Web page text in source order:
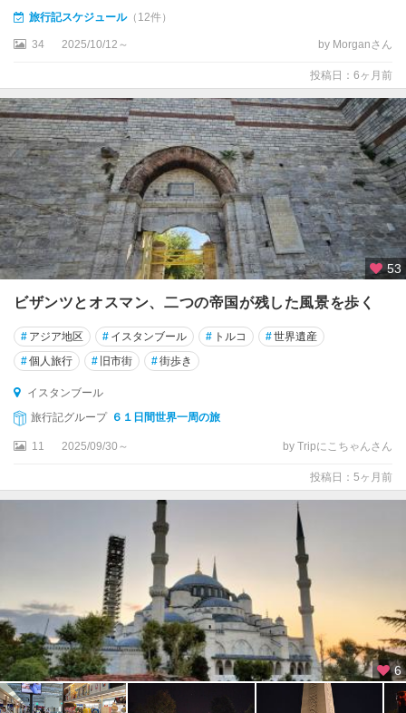
ズ
ィ
ッ
プ
キ
ャ
フ
タ
キ
ュ
タ
ヤ
サ
ダ
サ
ニ
ド
ス
遺
跡
周
旅行記スケジュール（12件）
34 2025/10/12～ by Morganさん
投稿日：6ヶ月前
53
ビザンツとオスマン、二つの帝国が残した風景を歩く
# アジア地区 # イスタンブール # トルコ #世界遺産
#個人旅行 # 旧市街 #街歩き
イスタンブール
旅行記グループ ６１日間世界一周の旅
11 2025/09/30～ by Tripにこちゃんさん
投稿日：5ヶ月前
6